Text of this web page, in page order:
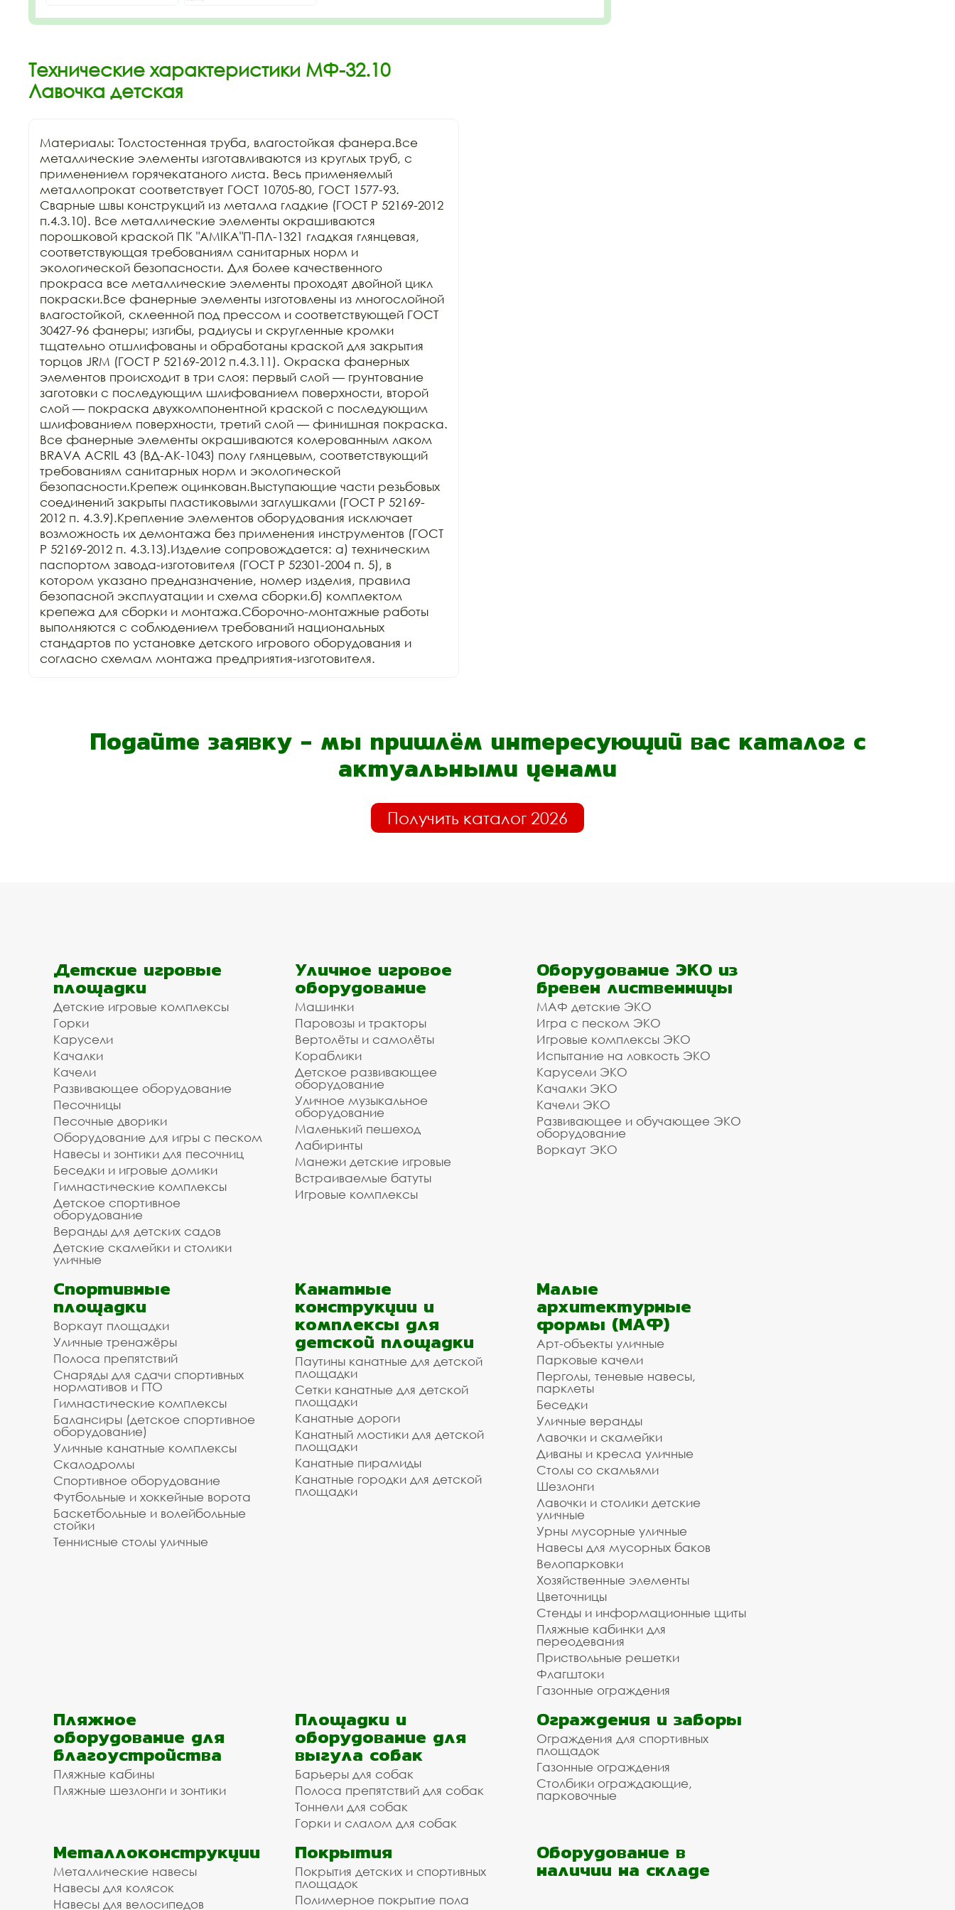
Технические характеристики МФ-32.10
Лавочка детская
Материалы: Толстостенная труба, влагостойкая фанера.Все
металлические элементы изготавливаются из круглых труб, с
применением горячекатаного листа. Весь применяемый
металлопрокат соответствует ГОСТ 10705-80, ГОСТ 1577-93.
Сварные швы конструкций из металла гладкие (ГОСТ Р 52169-2012
п.4.3.10). Все металлические элементы окрашиваются
порошковой краской ПК "АМIKA"П-ПЛ-1321 гладкая глянцевая,
соответствующая требованиям санитарных норм и
экологической безопасности. Для более качественного
прокраса все металлические элементы проходят двойной цикл
покраски.Все фанерные элементы изготовлены из многослойной
влагостойкой, склеенной под прессом и соответствующей ГОСТ
30427-96 фанеры; изгибы, радиусы и скругленные кромки
тщательно отшлифованы и обработаны краской для закрытия
торцов JRM (ГОСТ Р 52169-2012 п.4.3.11). Окраска фанерных
элементов происходит в три слоя: первый слой — грунтование
заготовки с последующим шлифованием поверхности, второй
слой — покраска двухкомпонентной краской с последующим
шлифованием поверхности, третий слой — финишная покраска.
Все фанерные элементы окрашиваются колерованным лаком
BRAVA ACRIL 43 (ВД-АК-1043) полу глянцевым, соответствующий
требованиям санитарных норм и экологической
безопасности.Крепеж оцинкован.Выступающие части резьбовых
соединений закрыты пластиковыми заглушками (ГОСТ Р 52169-
2012 п. 4.3.9).Крепление элементов оборудования исключает
возможность их демонтажа без применения инструментов (ГОСТ
Р 52169-2012 п. 4.3.13).Изделие сопровождается: а) техническим
паспортом завода-изготовителя (ГОСТ Р 52301-2004 п. 5), в
котором указано предназначение, номер изделия, правила
безопасной эксплуатации и схема сборки.б) комплектом
крепежа для сборки и монтажа.Сборочно-монтажные работы
выполняются с соблюдением требований национальных
стандартов по установке детского игрового оборудования и
согласно схемам монтажа предприятия-изготовителя.
Подайте заявку - мы пришлём интересующий вас каталог с
актуальными ценами
Получить каталог 2026
Детские игровые
площадки
Детские игровые комплексы
Горки
Карусели
Качалки
Качели
Развивающее оборудование
Песочницы
Песочные дворики
Оборудование для игры с песком
Навесы и зонтики для песочниц
Беседки и игровые домики
Гимнастические комплексы
Детское спортивное
оборудование
Веранды для детских садов
Детские скамейки и столики
уличные
Уличное игровое
оборудование
Машинки
Паровозы и тракторы
Вертолёты и самолёты
Кораблики
Детское развивающее
оборудование
Уличное музыкальное
оборудование
Маленький пешеход
Лабиринты
Манежи детские игровые
Встраиваемые батуты
Игровые комплексы
Оборудование ЭКО из
бревен лиственницы
МАФ детские ЭКО
Игра с песком ЭКО
Игровые комплексы ЭКО
Испытание на ловкость ЭКО
Карусели ЭКО
Качалки ЭКО
Качели ЭКО
Развивающее и обучающее ЭКО
оборудование
Воркаут ЭКО
Спортивные
площадки
Воркаут площадки
Уличные тренажёры
Полоса препятствий
Снаряды для сдачи спортивных
нормативов и ГТО
Гимнастические комплексы
Балансиры (детское спортивное
оборудование)
Уличные канатные комплексы
Скалодромы
Спортивное оборудование
Футбольные и хоккейные ворота
Баскетбольные и волейбольные
стойки
Теннисные столы уличные
Канатные
конструкции и
комплексы для
детской площадки
Паутины канатные для детской
площадки
Сетки канатные для детской
площадки
Канатные дороги
Канатный мостики для детской
площадки
Канатные пирамиды
Канатные городки для детской
площадки
Малые
архитектурные
формы (МАФ)
Арт-объекты уличные
Парковые качели
Перголы, теневые навесы,
парклеты
Беседки
Уличные веранды
Лавочки и скамейки
Диваны и кресла уличные
Столы со скамьями
Шезлонги
Лавочки и столики детские
уличные
Урны мусорные уличные
Навесы для мусорных баков
Велопарковки
Хозяйственные элементы
Цветочницы
Стенды и информационные щиты
Пляжные кабинки для
переодевания
Приствольные решетки
Флагштоки
Газонные ограждения
Пляжное
оборудование для
благоустройства
Пляжные кабины
Пляжные шезлонги и зонтики
Площадки и
оборудование для
выгула собак
Барьеры для собак
Полоса препятствий для собак
Тоннели для собак
Горки и слалом для собак
Ограждения и заборы
Ограждения для спортивных
площадок
Газонные ограждения
Столбики ограждающие,
парковочные
Металлоконструкции
Металлические навесы
Навесы для колясок
Навесы для велосипедов
Покрытия
Покрытия детских и спортивных
площадок
Полимерное покрытие пола
Оборудование в
наличии на складе